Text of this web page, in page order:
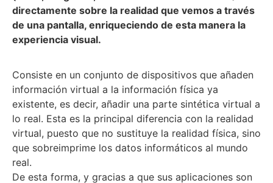
directamente sobre la realidad que vemos a través
de una pantalla, enriqueciendo de esta manera la
experiencia visual.
Consiste en un conjunto de dispositivos que añaden
información virtual a la información física ya
existente, es decir, añadir una parte sintética virtual a
lo real. Esta es la principal diferencia con la realidad
virtual, puesto que no sustituye la realidad física, sino
que sobreimprime los datos informáticos al mundo
real.
De esta forma, y gracias a que sus aplicaciones son